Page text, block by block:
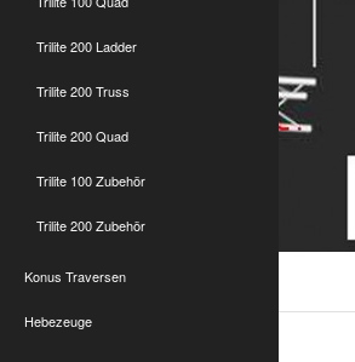
Trilite 200 Ladder
Trilite 200 Truss
Trilite 200 Quad
Trilite 100 Zubehör
Trilite 200 Zubehör
Konus Traversen
Hebezeuge